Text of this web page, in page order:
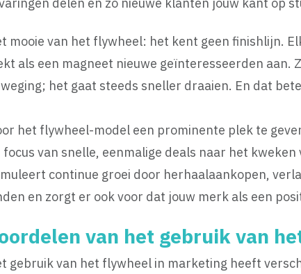
mooie van het flywheel: het kent geen finishlijn.
als een magneet nieuwe geïnteresseerden aan.
het gaat steeds sneller draaien. En dat
het flywheel-model een prominente plek te
focus van snelle, eenmalige deals naar het
continue groei door herhaalaankopen,
en zorgt er ook voor dat jouw merk als een
van het gebruik van
gebruik van het flywheel in marketing heeft